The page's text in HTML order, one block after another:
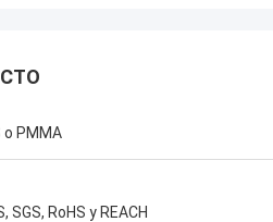
o PMMA
SGS, RoHS y REACH